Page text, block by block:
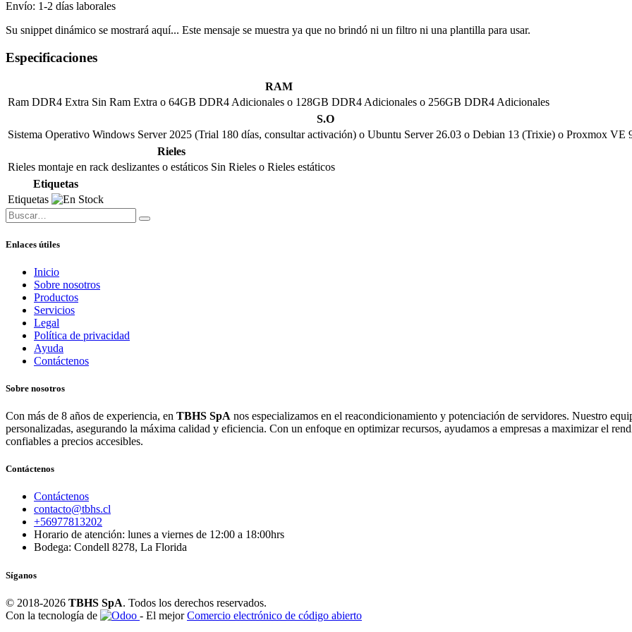
Envío: 1-2 días laborales
Su snippet dinámico se mostrará aquí... Este mensaje se muestra ya que no brindó ni un filtro ni una plantilla para usar.
Especificaciones
RAM
Ram DDR4 Extra Sin Ram Extra o 64GB DDR4 Adicionales o 128GB DDR4 Adicionales o 256GB DDR4 Adicionales
S.O
Sistema Operativo Windows Server 2025 (Trial 180 días, consultar activación) o Ubuntu Server 26.03 o Debian 13 (Trixie) o Proxmox VE
Rieles
Rieles montaje en rack deslizantes o estáticos Sin Rieles o Rieles estáticos
Etiquetas
Etiquetas
Enlaces útiles
Inicio
Sobre nosotros
Productos
Servicios
Legal
Política de privacidad
Ayuda
Contáctenos
Sobre nosotros
Con más de 8 años de experiencia, en TBHS SpA nos especializamos en el reacondicionamiento y potenciación de servidores. Nuestro
personalizadas, asegurando la máxima calidad y eficiencia. Con un enfoque en optimizar recursos, ayudamos a empresas a maximizar el
confiables a precios accesibles.
Contáctenos
Contáctenos
contacto@tbhs.cl
+56977813202
Horario de atención: lunes a viernes de 12:00 a 18:00hrs
Bodega: Condell 8278, La Florida
Síganos
© 2018-2026 TBHS SpA. Todos los derechos reservados.
Con la tecnología de
- El mejorComercio electrónico de código abierto